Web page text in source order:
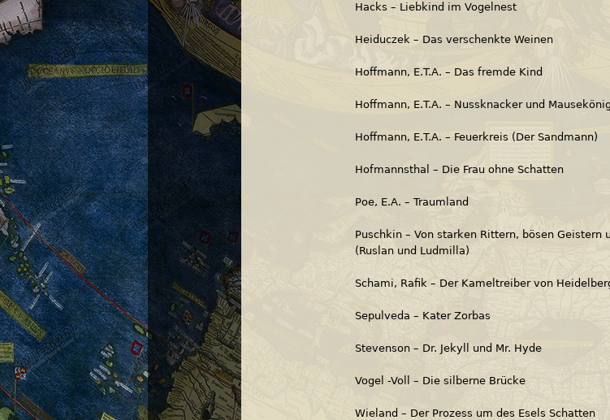
Hacks – Liebkind im Vogelnest
Heiduczek – Das verschenkte Weinen
Hoffmann, E.T.A. – Das fremde Kind
Hoffmann, E.T.A. – Nussknacker und Mausekönig
Hoffmann, E.T.A. – Feuerkreis (Der Sandmann)
Hofmannsthal – Die Frau ohne Schatten
Poe, E.A. – Traumland
Puschkin – Von starken Rittern, bösen Geistern
(Ruslan und Ludmilla)
Schami, Rafik – Der Kameltreiber von
Sepulveda – Kater Zorbas
Stevenson – Dr. Jekyll und Mr. Hyde
Vogel -Voll – Die silberne Brücke
Wieland – Der Prozess um des Esels Schatten